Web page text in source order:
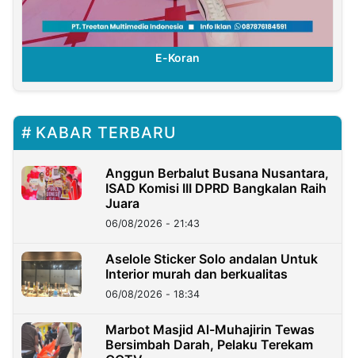
E-Koran
KABAR TERBARU
Anggun Berbalut Busana Nusantara,
ISAD Komisi III DPRD Bangkalan Raih
Juara
06/08/2026 - 21:43
Aselole Sticker Solo andalan Untuk
Interior murah dan berkualitas
06/08/2026 - 18:34
Marbot Masjid Al-Muhajirin Tewas
Bersimbah Darah, Pelaku Terekam